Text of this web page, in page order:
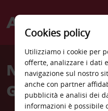
Welcome
AvisNoleggio
Grafton Str
Cookies policy
Utilizziamo i cookie per
offerte, analizzare i dati
navigazione sul nostro
anche con partner
pubblicità e analisi dei
informazioni è possibile